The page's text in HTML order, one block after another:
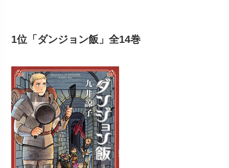
1位「ダンジョン飯」全14巻